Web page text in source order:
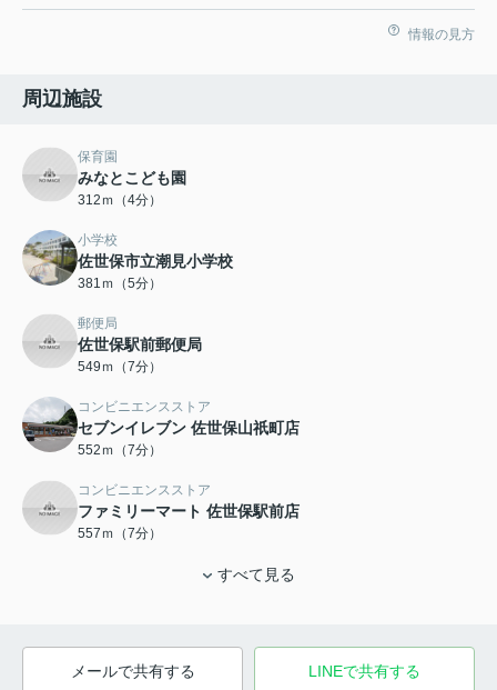
情報の見方
周辺施設
保育園
みなとこども園
312ｍ（4分）
小学校
佐世保市立潮見小学校
381ｍ（5分）
郵便局
佐世保駅前郵便局
549ｍ（7分）
コンビニエンスストア
セブンイレブン 佐世保山祇町店
552ｍ（7分）
コンビニエンスストア
ファミリーマート 佐世保駅前店
557ｍ（7分）
すべて見る
メールで共有する LINEで共有する